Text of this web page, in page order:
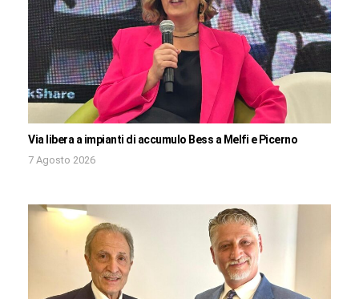
Via libera a impianti di accumulo Bess a Melfi e Picerno
7 Agosto 2026